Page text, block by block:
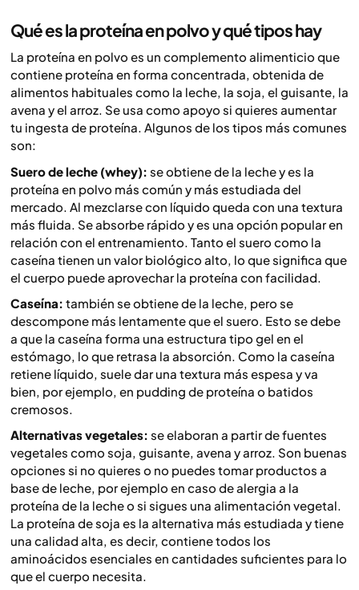
Qué es la proteína en polvo y qué tipos hay
La proteína en polvo es un complemento alimenticio que
contiene proteína en forma concentrada, obtenida de
alimentos habituales como la leche, la soja, el guisante, la
avena y el arroz. Se usa como apoyo si quieres aumentar
tu ingesta de proteína. Algunos de los tipos más comunes
son:
Suero de leche (whey): se obtiene de la leche y es la
proteína en polvo más común y más estudiada del
mercado. Al mezclarse con líquido queda con una textura
más fluida. Se absorbe rápido y es una opción popular en
relación con el entrenamiento. Tanto el suero como la
caseína tienen un valor biológico alto, lo que significa que
el cuerpo puede aprovechar la proteína con facilidad.
Caseína: también se obtiene de la leche, pero se
descompone más lentamente que el suero. Esto se debe
a que la caseína forma una estructura tipo gel en el
estómago, lo que retrasa la absorción. Como la caseína
retiene líquido, suele dar una textura más espesa y va
bien, por ejemplo, en pudding de proteína o batidos
cremosos.
Alternativas vegetales: se elaboran a partir de fuentes
vegetales como soja, guisante, avena y arroz. Son buenas
opciones si no quieres o no puedes tomar productos a
base de leche, por ejemplo en caso de alergia a la
proteína de la leche o si sigues una alimentación vegetal.
La proteína de soja es la alternativa más estudiada y tiene
una calidad alta, es decir, contiene todos los
aminoácidos esenciales en cantidades suficientes para lo
que el cuerpo necesita.